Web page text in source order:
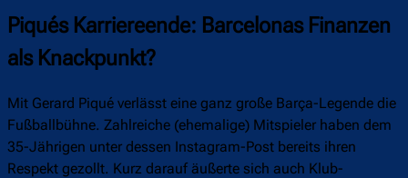
Piqués Karriereende: Barcelonas Finanzen
als Knackpunkt?
Mit Gerard Piqué verlässt eine ganz große Barça-Legende die
Fußballbühne. Zahlreiche (ehemalige) Mitspieler haben dem
35-Jährigen unter dessen Instagram-Post bereits ihren
Respekt gezollt. Kurz darauf äußerte sich auch Klub-